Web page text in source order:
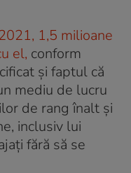
1,5 milioane
el, conform
și faptul că
mediu de lucru
de rang înalt și
inclusiv lui
fără să se